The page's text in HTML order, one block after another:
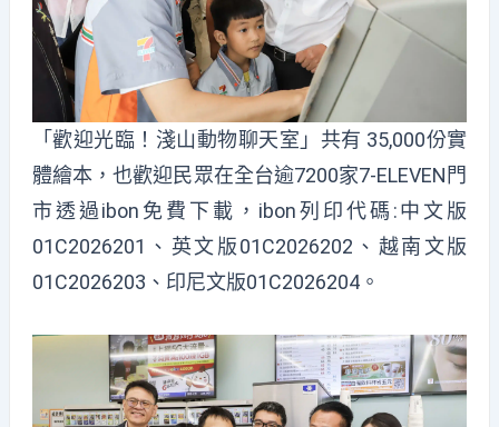
「歡迎光臨！淺山動物聊天室」共有 35,000份實
體繪本，也歡迎民眾在全台逾7200家7-ELEVEN門
市透過ibon免費下載，ibon列印代碼:中文版
01C2026201、英文版01C2026202、越南文版
01C2026203、印尼文版01C2026204。